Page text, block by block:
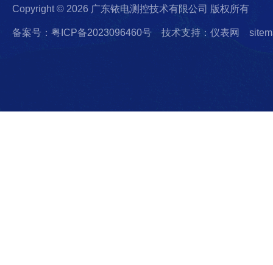
Copyright © 2026 广东铱电测控技术有限公司 版权所有
备案号：粤ICP备2023096460号 技术支持：仪表网